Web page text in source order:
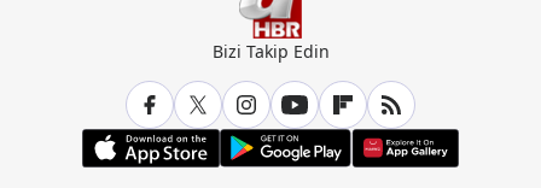
Bizi Takip Edin